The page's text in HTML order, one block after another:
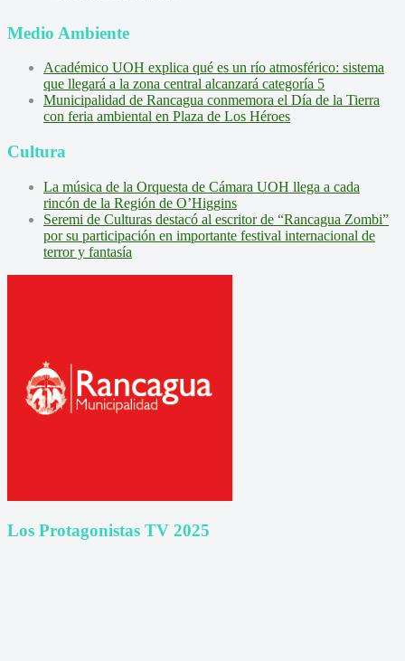
Medio Ambiente
Académico UOH explica qué es un río atmosférico: sistema
que llegará a la zona central alcanzará categoría 5
Municipalidad de Rancagua conmemora el Día de la Tierra
con feria ambiental en Plaza de Los Héroes
Cultura
La música de la Orquesta de Cámara UOH llega a cada
rincón de la Región de O’Higgins
Seremi de Culturas destacó al escritor de “Rancagua Zombi”
por su participación en importante festival internacional de
terror y fantasía
Los Protagonistas TV 2025